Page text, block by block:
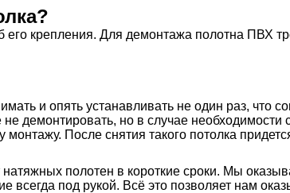
крепления. Для демонтажа полотна ПВХ
и опять устанавливать не один раз, что
не демонтировать, но в случае необходимости
После снятия такого потолка
полотен в короткие сроки. Мы
под рукой. Всё это позволяет нам